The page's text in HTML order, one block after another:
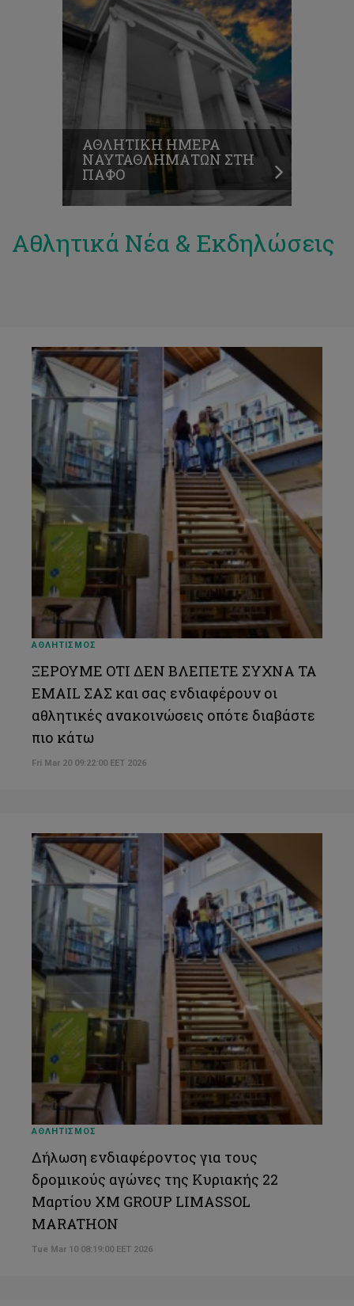
ΑΘΛΗΤΙΚΗ ΗΜΕΡΑ
ΝΑΥΤΑΘΛΗΜΑΤΩΝ ΣΤΗ
ΠΑΦΟ
Αθλητικά Νέα & Εκδηλώσεις
ΑΘΛΗΤΙΣΜΟΣ
ΞΕΡΟΥΜΕ ΟΤΙ ΔΕΝ ΒΛΕΠΕΤΕ ΣΥΧΝΑ ΤΑ
EMAIL ΣΑΣ και σας ενδιαφέρουν οι
αθλητικές ανακοινώσεις οπότε διαβάστε
πιο κάτω
Fri Mar 20 09:22:00 EET 2026
ΑΘΛΗΤΙΣΜΟΣ
Δήλωση ενδιαφέροντος για τους
δρομικούς αγώνες της Κυριακής 22
Μαρτίου XM GROUP LIMASSOL
MARATHON
Tue Mar 10 08:19:00 EET 2026